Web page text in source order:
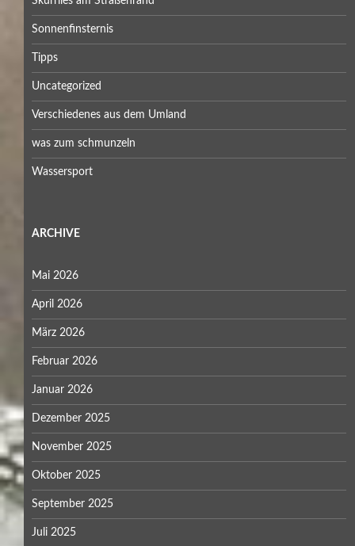
Sonnenfinsternis
Tipps
Uncategorized
Verschiedenes aus dem Umland
was zum schmunzeln
Wassersport
ARCHIVE
Mai 2026
April 2026
März 2026
Februar 2026
Januar 2026
Dezember 2025
November 2025
Oktober 2025
September 2025
Juli 2025